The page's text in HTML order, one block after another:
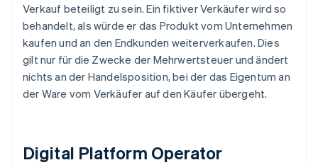
Verkauf beteiligt zu sein. Ein fiktiver Verkäufer wird so
behandelt, als würde er das Produkt vom Unternehmen
kaufen und an den Endkunden weiterverkaufen. Dies
gilt nur für die Zwecke der Mehrwertsteuer und ändert
nichts an der Handelsposition, bei der das Eigentum an
der Ware vom Verkäufer auf den Käufer übergeht.
Digital Platform Operator